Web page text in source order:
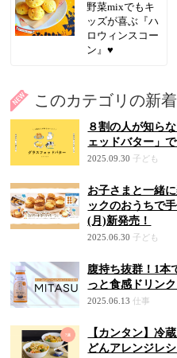
野菜mixでもキ
ッズが喜ぶ『ハ
ロウィンスコー
ン』♥
このカテゴリの新着
８割の人が知ら
ェッドバター」
2025.09.30 子ども
お子さまと一緒
ックのおうちで
(月)新発売！
2025.06.30 子ども
腹持ち抜群！1本
っと食感ドリン
2025.06.13 仕事
【カンタン】冷
どんアレンジレ